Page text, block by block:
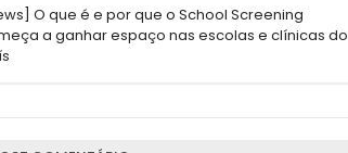
O que é e por que o School Screening
a ganhar espaço nas escolas e clínicas do